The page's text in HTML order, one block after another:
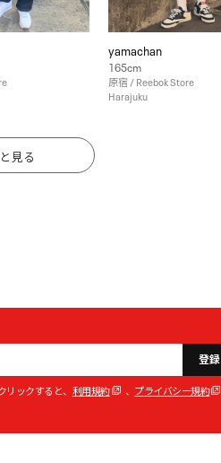
yamachan
165cm
原宿 / Reebok Store
Harajuku
見る
登録
ックすると、 利用規約 、 プライバシー規約